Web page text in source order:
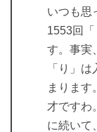
いつも思
1553回
す。事実
「り」
まります
才ですわ
に続いて、